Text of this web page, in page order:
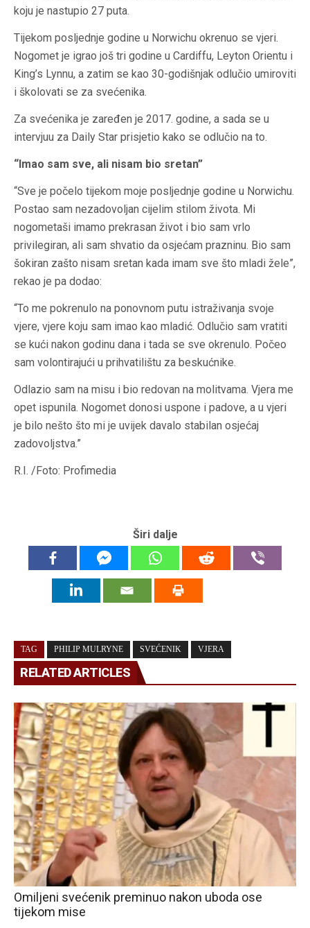
koju je nastupio 27 puta.
Tijekom posljednje godine u Norwichu okrenuo se vjeri.
Nogomet je igrao još tri godine u Cardiffu, Leyton Orientu i
King’s Lynnu, a zatim se kao 30-godišnjak odlučio umiroviti
i školovati se za svećenika.
Za svećenika je zaređen je 2017. godine, a sada se u
intervjuu za Daily Star prisjetio kako se odlučio na to.
“Imao sam sve, ali nisam bio sretan”
“Sve je počelo tijekom moje posljednje godine u Norwichu.
Postao sam nezadovoljan cijelim stilom života. Mi
nogometaši imamo prekrasan život i bio sam vrlo
privilegiran, ali sam shvatio da osjećam prazninu. Bio sam
šokiran zašto nisam sretan kada imam sve što mladi žele”,
rekao je pa dodao:
“To me pokrenulo na ponovnom putu istraživanja svoje
vjere, vjere koju sam imao kao mladić. Odlučio sam vratiti
se kući nakon godinu dana i tada se sve okrenulo. Počeo
sam volontirajući u prihvatilištu za beskućnike.
Odlazio sam na misu i bio redovan na molitvama. Vjera me
opet ispunila. Nogomet donosi uspone i padove, a u vjeri
je bilo nešto što mi je uvijek davalo stabilan osjećaj
zadovoljstva.”
R.I. /Foto: Profimedia
Širi dalje
TAG PHILIP MULRYNE SVEĆENIK VJERA
RELATED ARTICLES
Omiljeni svećenik preminuo nakon uboda ose
tijekom mise